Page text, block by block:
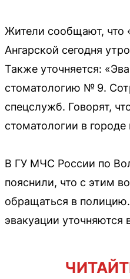
Жители сообщают, что
Ангарской сегодня
Также уточняется:
стоматологию № 9.
спецслужб. Говорят,
стоматологии в
В ГУ МЧС России по
пояснили, что с этим
обращаться в
эвакуации уточняются